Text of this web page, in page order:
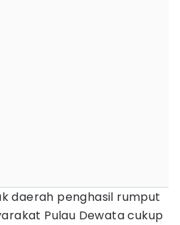
daerah penghasil rumput
Pulau Dewata cukup